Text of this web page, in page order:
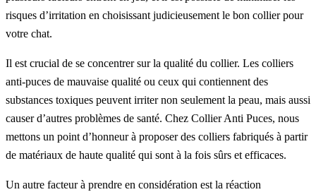
risques d’irritation en choisissant judicieusement le bon collier pour
votre chat.
Il est crucial de se concentrer sur la qualité du collier. Les colliers
anti-puces de mauvaise qualité ou ceux qui contiennent des
substances toxiques peuvent irriter non seulement la peau, mais aussi
causer d’autres problèmes de santé. Chez Collier Anti Puces, nous
mettons un point d’honneur à proposer des colliers fabriqués à partir
de matériaux de haute qualité qui sont à la fois sûrs et efficaces.
Un autre facteur à prendre en considération est la réaction